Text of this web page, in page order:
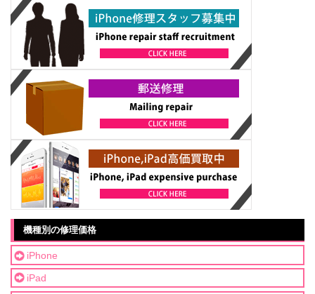
機種別の修理価格
iPhone
iPad